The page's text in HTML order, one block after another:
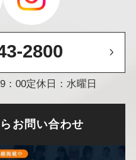
2800
：00定休日：水曜日
お問い合わせ